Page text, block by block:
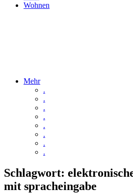
Wohnen
Mehr
.
.
.
.
.
.
.
.
Schlagwort:
mit spracheingabe